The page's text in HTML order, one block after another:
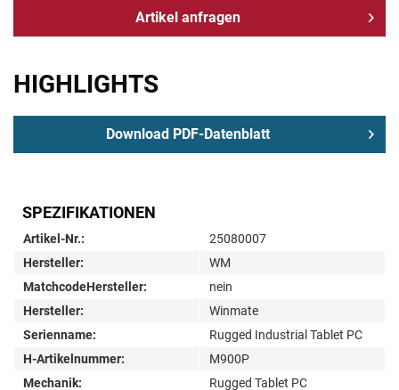
Artikel anfragen
HIGHLIGHTS
Download PDF-Datenblatt
SPEZIFIKATIONEN
Artikel-Nr.:
25080007
Hersteller:
WM
MatchcodeHersteller:
nein
Hersteller:
Winmate
Serienname:
Rugged Industrial Tablet PC
H-Artikelnummer:
M900P
Mechanik:
Rugged Tablet PC